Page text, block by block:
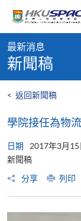
content
content
start
最新消息
新聞稿
< 返回新聞稿
學院接任為物
日期
2017年3月15
新聞稿
分享
列印